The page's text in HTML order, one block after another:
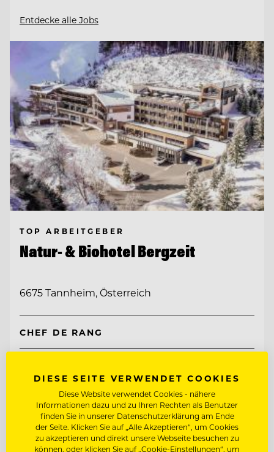
Entdecke alle Jobs
TOP ARBEITGEBER
Natur- & Biohotel Bergzeit
6675 Tannheim, Österreich
CHEF DE RANG
Entdecke alle Jobs
DIESE SEITE VERWENDET COOKIES
Diese Website verwendet Cookies - nähere
Informationen dazu und zu Ihren Rechten als Benutzer
finden Sie in unserer Datenschutzerklärung am Ende
der Seite. Klicken Sie auf „Alle Akzeptieren“, um Cookies
zu akzeptieren und direkt unsere Webseite besuchen zu
können, oder klicken Sie auf „Cookie-Einstellungen“, um